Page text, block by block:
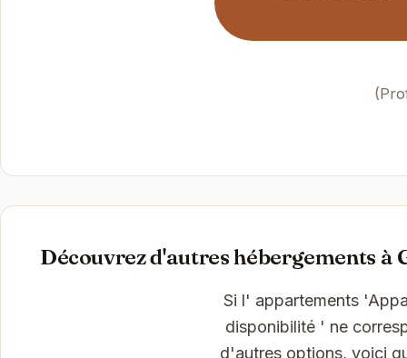
Découvrez d'autres hébergements à
Si l' appartements
disponibilité ' ne
d'autres options, voici